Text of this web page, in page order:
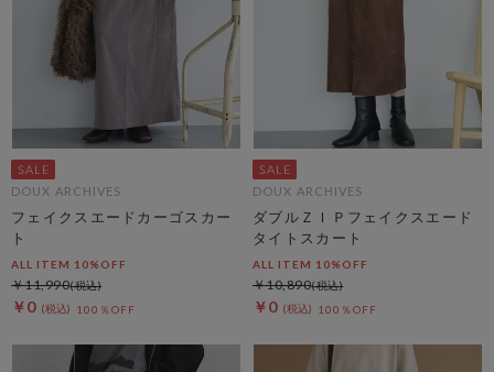
DOUX ARCHIVES
フェイクスエードカーゴスカー
ト
ALL ITEM 10%OFF
￥0 100％OFF
￥11,990
DOUX ARCHIVES
ダブルＺＩＰフェイクスエード
タイトスカート
ALL ITEM 10%OFF
￥0 100％OFF
￥10,890